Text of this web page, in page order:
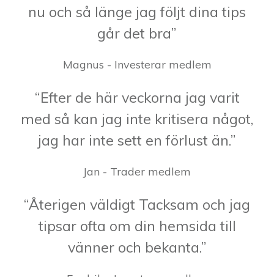
nu och så länge jag följt dina tips
går det bra”
Magnus - Investerar medlem
“Efter de här veckorna jag varit
med så kan jag inte kritisera något,
jag har inte sett en förlust än.”
Jan - Trader medlem
“Återigen väldigt Tacksam och jag
tipsar ofta om din hemsida till
vänner och bekanta.”